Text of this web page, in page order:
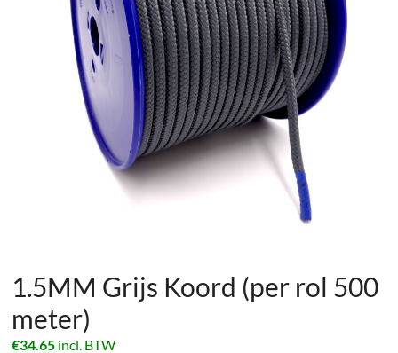
1.5MM Grijs Koord (per rol 500
meter)
€34.65 incl. BTW